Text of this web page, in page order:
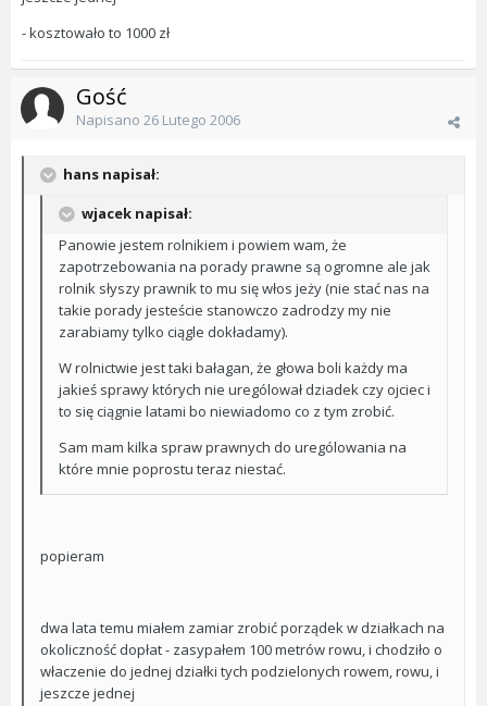
- kosztowało to 1000 zł
Gość
Napisano 26 Lutego 2006
hans napisał:
wjacek napisał:
Panowie jestem rolnikiem i powiem wam, że
zapotrzebowania na porady prawne są ogromne ale jak
rolnik słyszy prawnik to mu się włos jeży (nie stać nas na
takie porady jesteście stanowczo zadrodzy my nie
zarabiamy tylko ciągle dokładamy).
W rolnictwie jest taki bałagan, że głowa boli każdy ma
jakieś sprawy których nie urególował dziadek czy ojciec i
to się ciągnie latami bo niewiadomo co z tym zrobić.
Sam mam kilka spraw prawnych do urególowania na
które mnie poprostu teraz niestać.
popieram
dwa lata temu miałem zamiar zrobić porządek w działkach na
okoliczność dopłat - zasypałem 100 metrów rowu, i chodziło o
właczenie do jednej działki tych podzielonych rowem, rowu, i
jeszcze jednej